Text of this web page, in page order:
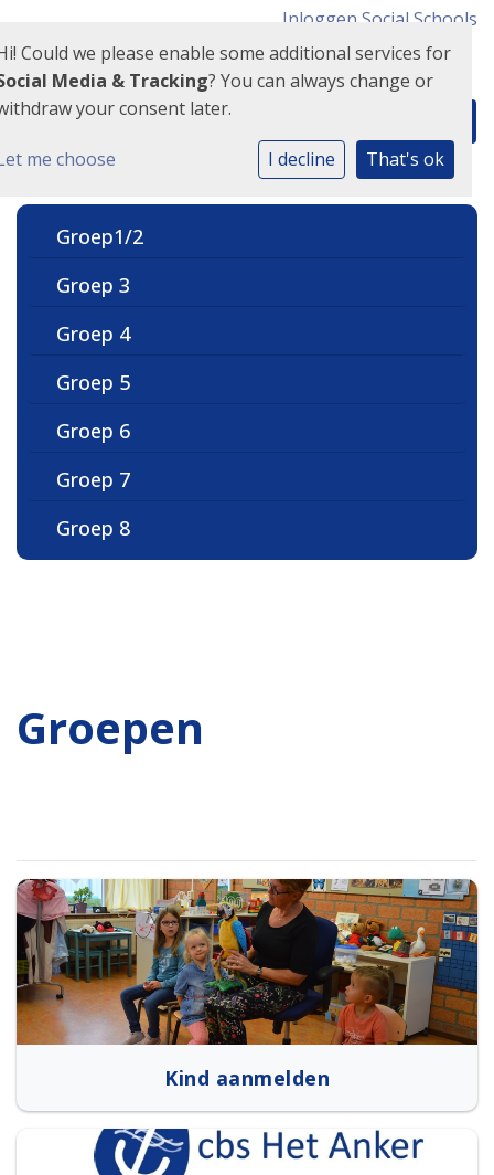
Inloggen Social Schools
Groep1/2
Groep 3
Groep 4
Groep 5
Groep 6
Groep 7
Groep 8
Groepen
Kind aanmelden
Could we please enable some additional services for
Media & Tracking? You can always change or
your consent later.
me choose I decline That's ok